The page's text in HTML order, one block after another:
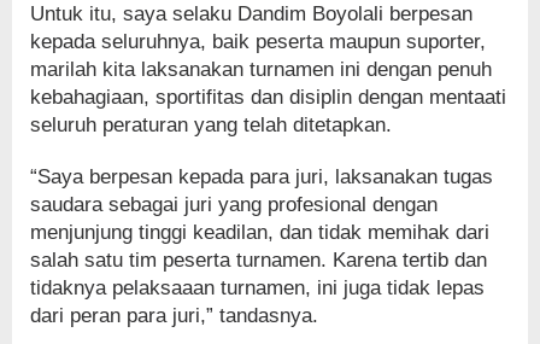
Untuk itu, saya selaku Dandim Boyolali berpesan
kepada seluruhnya, baik peserta maupun suporter,
marilah kita laksanakan turnamen ini dengan penuh
kebahagiaan, sportifitas dan disiplin dengan mentaati
seluruh peraturan yang telah ditetapkan.
“Saya berpesan kepada para juri, laksanakan tugas
saudara sebagai juri yang profesional dengan
menjunjung tinggi keadilan, dan tidak memihak dari
salah satu tim peserta turnamen. Karena tertib dan
tidaknya pelaksaaan turnamen, ini juga tidak lepas
dari peran para juri,” tandasnya.